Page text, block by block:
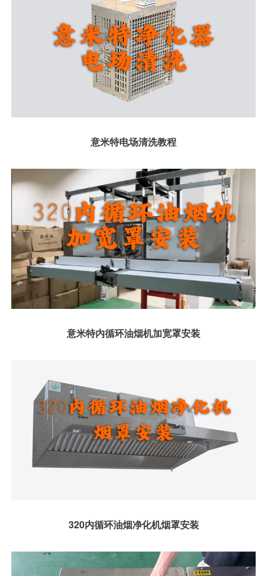
意米特电场清洗教程
意米特内循环油烟机加宽罩安装
320内循环油烟净化机烟罩安装